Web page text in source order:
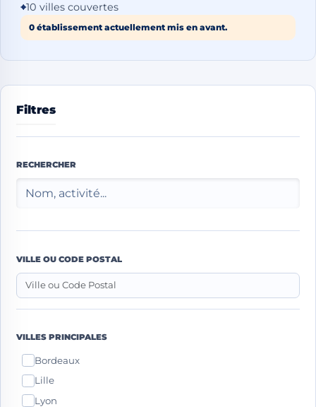
⌖10 villes couvertes
0 établissement actuellement mis en avant.
Filtres
RECHERCHER
VILLE OU CODE POSTAL
VILLES PRINCIPALES
Bordeaux
Lille
Lyon